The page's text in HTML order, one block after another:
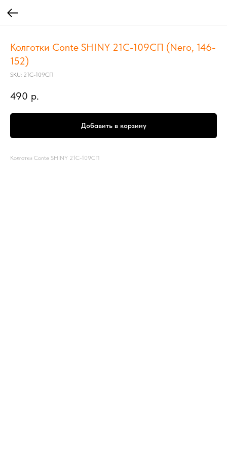
Колготки Conte SHINY 21С-109СП (Nero, 146-
152)
SKU: 21С-109СП
490 р.
Добавить в корзину
Колготки Conte SHINY 21С-109СП